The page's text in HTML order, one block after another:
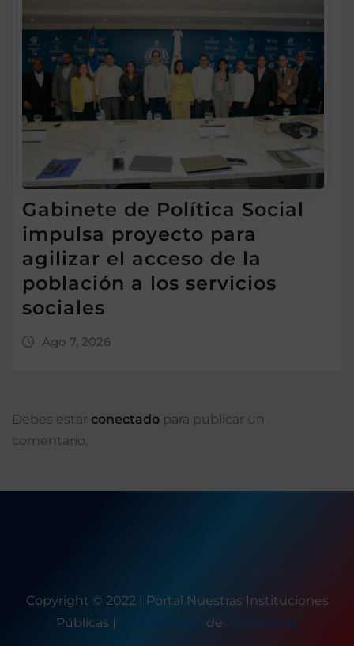
Gabinete de Política Social
impulsa proyecto para
agilizar el acceso de la
población a los servicios
sociales
Ago 7, 2026
Debes estar conectado para publicar un
comentario.
Copyright © 2022 | Portal Nuestras Instituciones
Públicas | Seattle News de ThemeArile